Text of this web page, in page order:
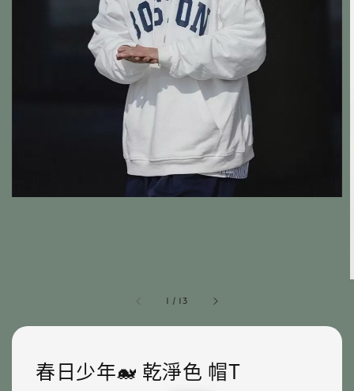
1 / 13
春日少年🐋 乾淨色 帽T